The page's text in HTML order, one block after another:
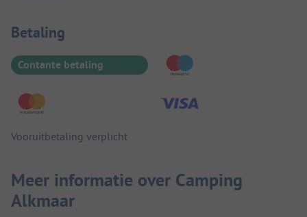
Betaalinformatie
Betaling
Contante betaling
Vooruitbetaling verplicht
Meer informatie over Camping
Alkmaar